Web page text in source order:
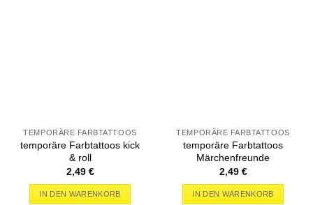
TEMPORÄRE FARBTATTOOS
temporäre Farbtattoos kick
& roll
2,49 €
IN DEN WARENKORB
TEMPORÄRE FARBTATTOOS
temporäre Farbtattoos
Märchenfreunde
2,49 €
IN DEN WARENKORB